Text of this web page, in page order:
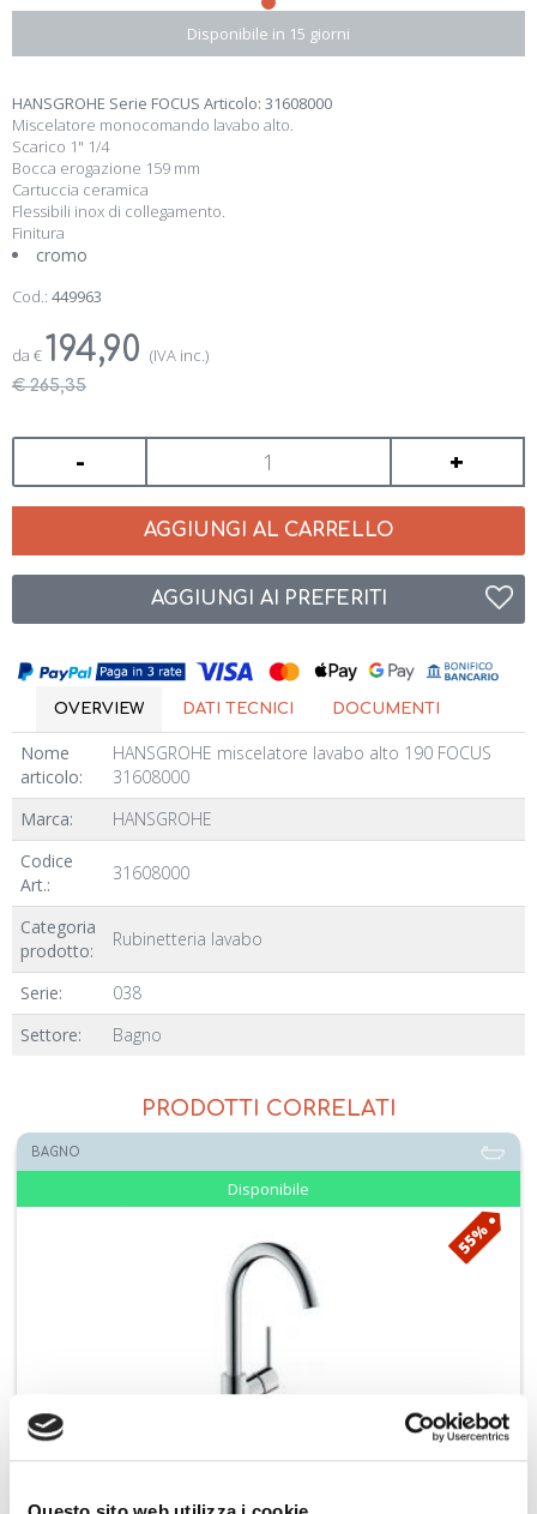
Disponibile in 15 giorni
HANSGROHE Serie FOCUS Articolo: 31608000
Miscelatore monocomando lavabo alto.
Scarico 1" 1/4
Bocca erogazione 159 mm
Cartuccia ceramica
Flessibili inox di collegamento.
Finitura
cromo
Cod.: 449963
da €194,90 (IVA inc.)
€ 265,35
- +
AGGIUNGI AL CARRELLO
AGGIUNGI AI PREFERITI
OVERVIEW DATI TECNICI DOCUMENTI
Nome
articolo:
HANSGROHE miscelatore lavabo alto 190 FOCUS
31608000
Marca:
HANSGROHE
Codice
Art.:
31608000
Categoria
prodotto:
Rubinetteria lavabo
Serie:
038
Settore:
Bagno
PRODOTTI CORRELATI
BAGNO
Disponibile
55%
HANSGROHE miscelatore lavabo bocca alta senza scarico TALIS